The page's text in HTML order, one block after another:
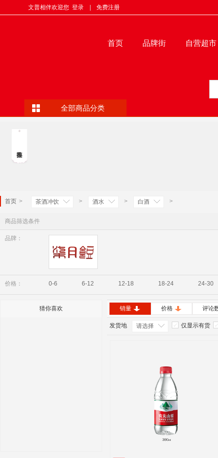
文普相伴欢迎您 登录 免费注册
首页 品牌街 自营超市
全部商品分类
首页 > 茶酒冲饮 > 酒水 > 白酒 >
商品筛选条件
品牌：
价格： 0-6 6-12 12-18 18-24 24-30
猜你喜欢 销量 价格 评论
发货地 请选择 仅显示有货